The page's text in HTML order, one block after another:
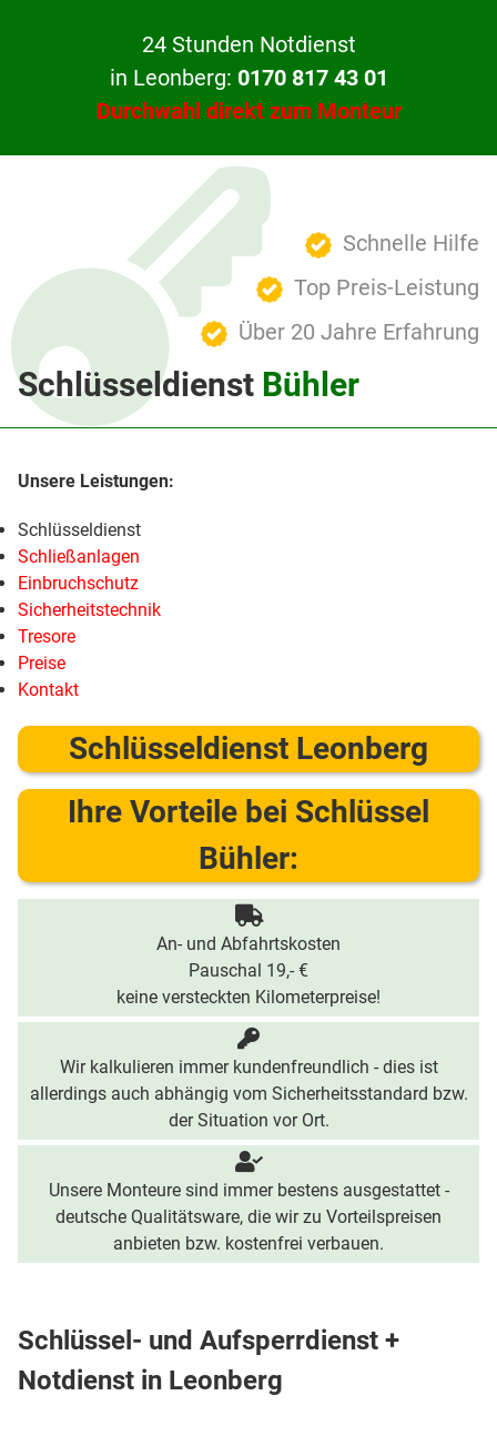
24 Stunden Notdienst
in Leonberg: 0170 817 43 01
Durchwahl direkt zum Monteur
Schnelle Hilfe
Top Preis-Leistung
Über 20 Jahre Erfahrung
Schlüsseldienst Bühler
Schlüsseldienst
Schließanlagen
Einbruchschutz
Sicherheitstechnik
Tresore
Preise
Kontakt
Schlüsseldienst Leonberg
Ihre Vorteile bei Schlüssel
Bühler:
An- und Abfahrtskosten
Pauschal 19,- €
keine versteckten Kilometerpreise!
Wir kalkulieren immer kundenfreundlich - dies ist
allerdings auch abhängig vom Sicherheitsstandard bzw.
der Situation vor Ort.
Unsere Monteure sind immer bestens ausgestattet -
deutsche Qualitätsware, die wir zu Vorteilspreisen
anbieten bzw. kostenfrei verbauen.
Schlüssel- und Aufsperrdienst +
Notdienst in Leonberg